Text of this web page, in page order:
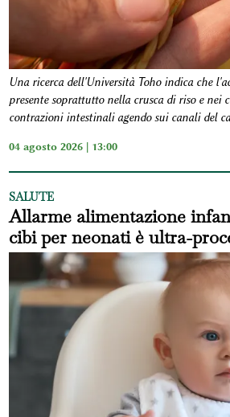
Una ricerca dell'Università Toho indica che
presente soprattutto nella crusca di riso e nei
contrazioni intestinali agendo sui canali del
04 agosto 2026 | 13:00
SALUTE
Allarme alimentazione
cibi per neonati è ultra-